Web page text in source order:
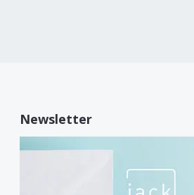
Newsletter